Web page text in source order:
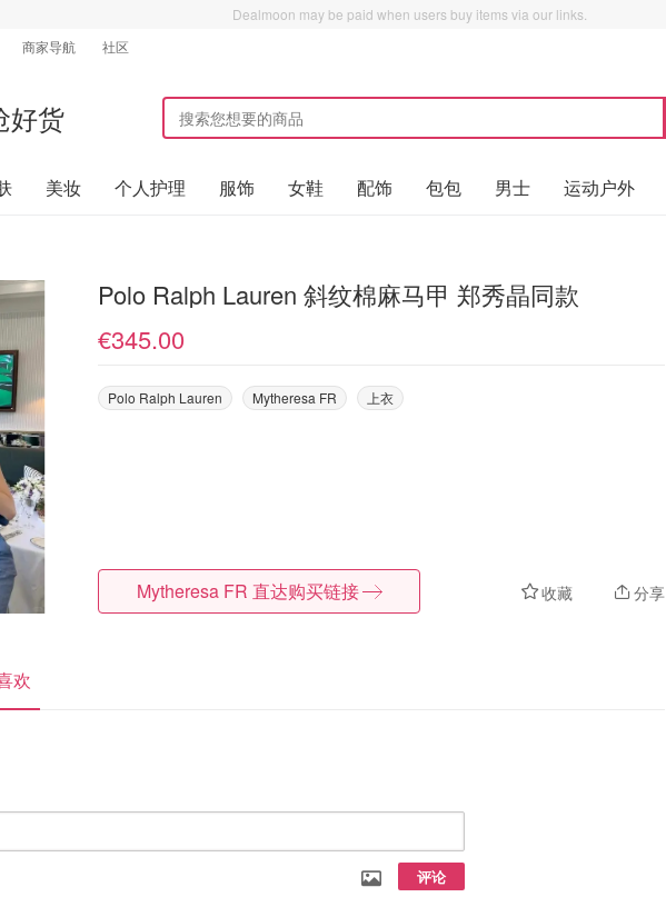
Dealmoon may be paid when users buy items via our links.
商家导航 社区
好货
美妆 个人护理 服饰 女鞋 配饰 包包 男士 运动户外
Polo Ralph Lauren 斜纹棉麻马甲 郑秀晶同款
€345.00
Polo Ralph Lauren Mytheresa FR 上衣
收藏 分享
Mytheresa FR 直达购买链接
欢
评论